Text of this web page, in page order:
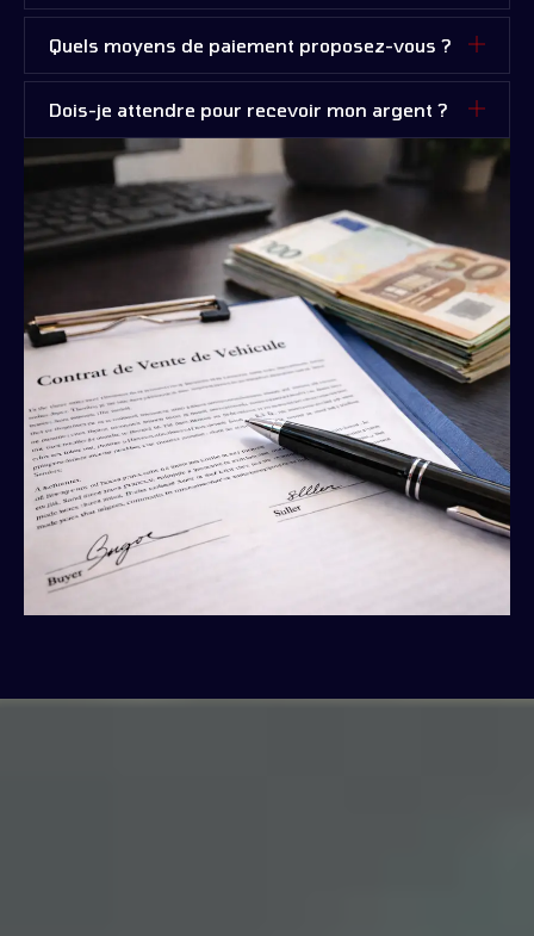
Quels moyens de paiement proposez-vous ?
Dois-je attendre pour recevoir mon argent ?